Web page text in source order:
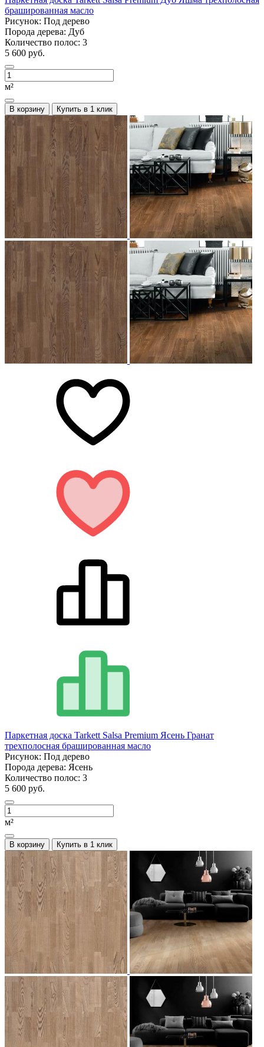
брашированная масло
Рисунок: Под дерево
Порода дерева: Дуб
Количество полос: 3
5 600 руб.
м²
В корзину Купить в 1 клик
Паркетная доска Tarkett Salsa Premium Ясень Гранат
трехполосная брашированная масло
Рисунок: Под дерево
Порода дерева: Ясень
Количество полос: 3
5 600 руб.
м²
В корзину Купить в 1 клик